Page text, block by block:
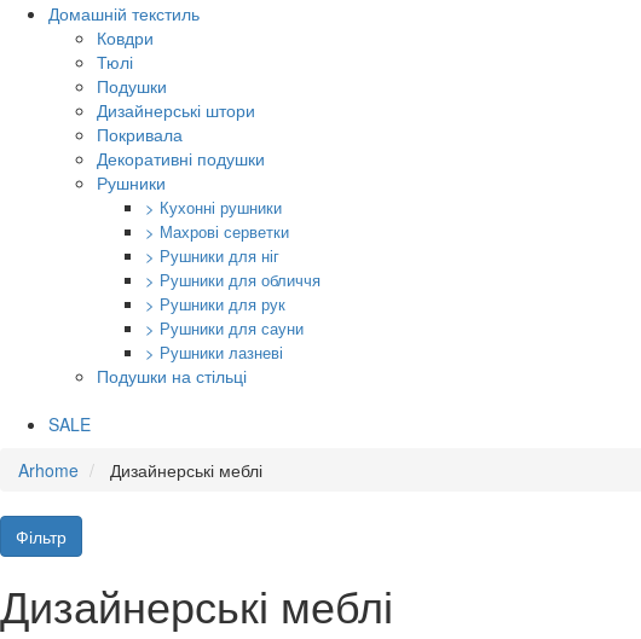
Домашній текстиль
Ковдри
Тюлі
Подушки
Дизайнерські штори
Покривала
Декоративні подушки
Рушники
> Кухонні рушники
> Махрові серветки
> Рушники для ніг
> Рушники для обличчя
> Рушники для рук
> Рушники для сауни
> Рушники лазневі
Подушки на стільці
SALE
Arhome
Дизайнерські меблі
Фільтр
Дизайнерські меблі